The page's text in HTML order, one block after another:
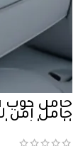
حامل كوب
السهل